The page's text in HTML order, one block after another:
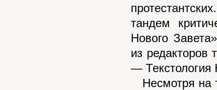
тандем
Нового
из редакторов
— Текстология
Несмотря на